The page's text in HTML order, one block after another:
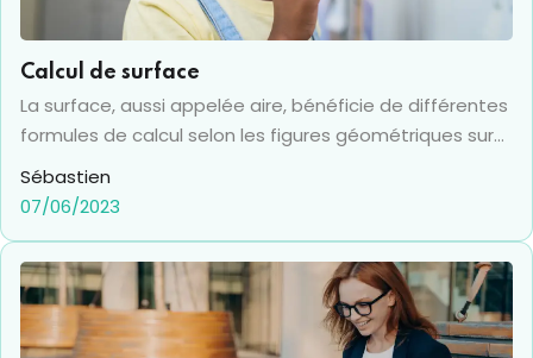
Calcul de surface
La surface, aussi appelée aire, bénéficie de différentes
formules de calcul selon les figures géométriques sur
lesquelles elle doit être définie. En effet, qu’il s’agisse
de calculer la surface d’un carré, d’un cercle, d’un
et nos conseils, calculez une surface simplement et
rapidement. Désormais, les mathématiques et la
géométrie n’auront plus de secrets pour vous.
Sébastien
07/06/2023